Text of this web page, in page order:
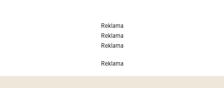
Reklama
Reklama
Reklama
Reklama